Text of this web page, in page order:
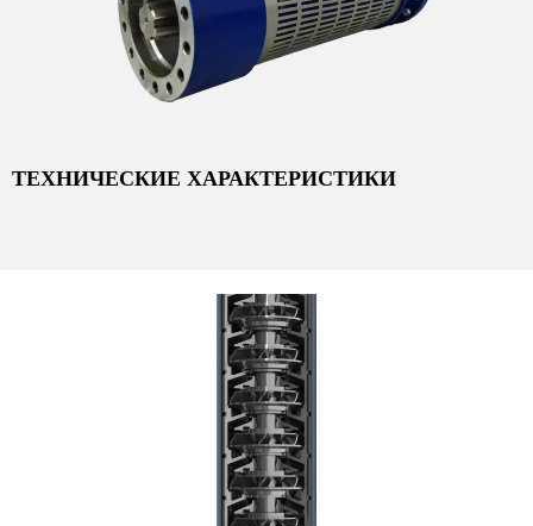
ТЕХНИЧЕСКИЕ ХАРАКТЕРИСТИКИ